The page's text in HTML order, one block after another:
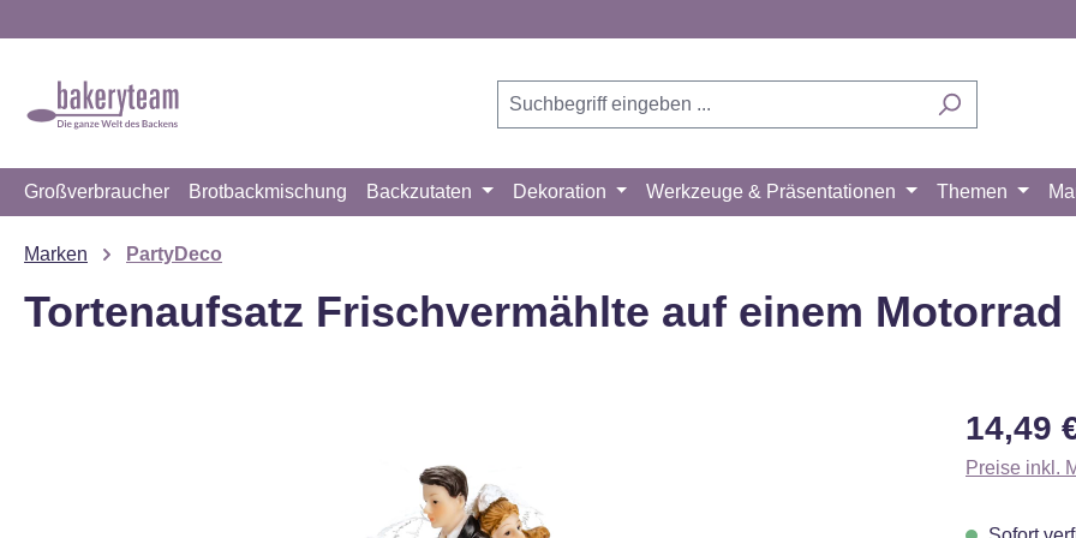
Großverbraucher Brotbackmischung Backzutaten Dekoration Werkzeuge & Präsentationen Themen
Marken PartyDeco
Tortenaufsatz Frischvermählte auf einem Motorrad
Regulärer
14,49
Preise inkl.